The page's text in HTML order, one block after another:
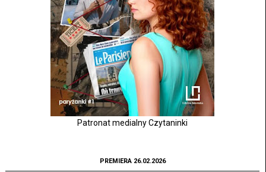
Patronat medialny Czytaninki
PREMIERA 26.02.2026